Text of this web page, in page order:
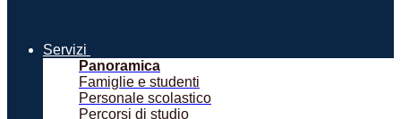
Servizi
Panoramica
Famiglie e studenti
Personale scolastico
Percorsi di studio